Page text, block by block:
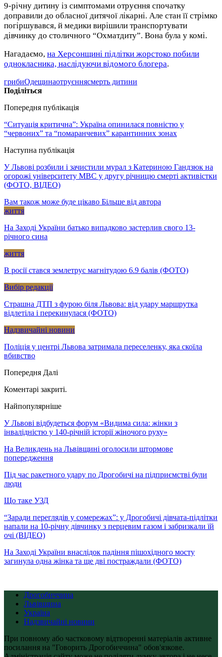
9-річну дитину із симптомами отруєння спочатку
доправили до обласної дитячої лікарні. Але стан її стрімко
погіршувався, й медики вирішили транспортувати
дівчинку до столичного “Охматдиту”. Вона була у комі.
Нагадаємо, на Херсонщині підлітки жорстоко побили
однокласника, наслідуючи відомого блогера.
грибиОдещинаотруєннясмерть дитини
Поділіться
Попередня публікація
“Ситуація критична”: Україна опинилася повністю у
“червоних” та “помаранчевих” карантинних зонах
Наступна публікація
У Львові розбили і зачистили мурал з Катериною Гандзюк на
огорожі університету МВС у другу річницю смерті активістки
(ФОТО, ВІДЕО)
Вам також може буде цікаво Більше від автора
життя
На Заході України батько випадково застерлив свого 13-
річного сина
життя
В росії стався землетрус магнітудою 6.9 балів (ФОТО)
Вибір редакції
Страшна ДТП з фурою біля Львова: від удару маршрутка
відлетіла і перекинулася (ФОТО)
Надзвичайні новини
Поліція у центрі Львова затримала переселенку, яка скоїла
вбивство
Попередня Далі
Коментарі закриті.
Найпопулярніше
У Львові відбудеться форум «Видима сила: жінки з
інвалідністю у 140-річній історії жіночого руху»
На Великдень на Львівщині оголосили штормове
попередження
Під час ракетного удару по Дрогобичі на підприємстві були
люди
Що таке УЗД
“Заради переглядів у сомережах”: у Дрогобичі дівчата-підлітки
напали на 10-річну дівчинку з перцевим газом і забризкали їй
очі (ВІДЕО)
На Заході України внаслідок падіння пішохідного мосту
загинула одна жінка та ще дві постраждали (ФОТО)
Дрогобиччина
Львівщина
Україна
Надзвичайні новини
При повному або частковому відтворенні матеріалів активне
посилання на "Говорить Дрогобиччина" обов'язкове.